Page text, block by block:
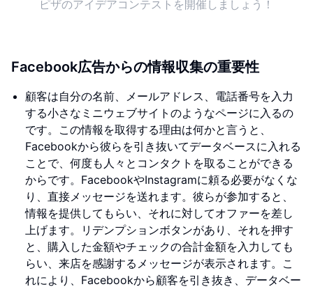
ピザのアイデアコンテストを開催しましょう！
Facebook広告からの情報収集の重要性
顧客は自分の名前、メールアドレス、電話番号を入力
する小さなミニウェブサイトのようなページに入るの
です。この情報を取得する理由は何かと言うと、
Facebookから彼らを引き抜いてデータベースに入れる
ことで、何度も人々とコンタクトを取ることができる
からです。FacebookやInstagramに頼る必要がなくな
り、直接メッセージを送れます。彼らが参加すると、
情報を提供してもらい、それに対してオファーを差し
上げます。リデンプションボタンがあり、それを押す
と、購入した金額やチェックの合計金額を入力しても
らい、来店を感謝するメッセージが表示されます。こ
れにより、Facebookから顧客を引き抜き、データベー